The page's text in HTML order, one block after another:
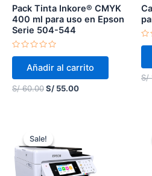
Pack Tinta Inkore® CMYK
400 ml para uso en Epson
Serie 504-544
Valorado
de
5
Añadir al carrito
S/60.00S/ 55.00
de
5
S/
Sale!
Sale!
S/ 3,000.00.